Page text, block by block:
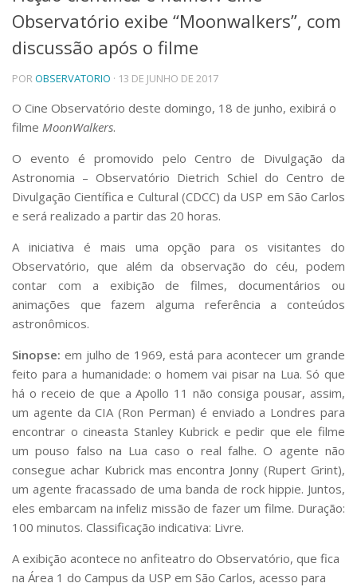
Telefones e Mapas
Pessoas
Ensino
Graduação
Educação a distância
Cursos de Extensão
Pesquisa e Inovação
Linhas de Pesquisa
Centros, Núcleos e Projetos em Rede
Pós-doutorado
Iniciação Científica
Transferência de Tecnologia
Empresas Juniores
Extensão à Comunidade
Projetos, Programas e Cursos
Artes, Cultura e Esportes
Serviços
Bibliotecas
Apoio ao Estudante
Segurança, Trânsito e Prevenção
RH, Administrativo e Financeiro
Outros serviços
Comunicação
Assessorias e Mídias
Aplicativos e Sites
Jornal da USP
Agenda de Eventos
Defesa de Teses
Observatório exibe “Moonwalkers”, com
discussão após o filme
POROBSERVATORIO · 13 DE JUNHO DE 2017
O Cine Observatório deste domingo, 18 de junho, exibirá o
filme MoonWalkers.
O evento é promovido pelo Centro de Divulgação da
Astronomia – Observatório Dietrich Schiel do Centro de
Divulgação Científica e Cultural (CDCC) da USP em São Carlos
e será realizado a partir das 20 horas.
A iniciativa é mais uma opção para os visitantes do
Observatório, que além da observação do céu, podem
contar com a exibição de filmes, documentários ou
animações que fazem alguma referência a conteúdos
astronômicos.
Sinopse: em julho de 1969, está para acontecer um grande
feito para a humanidade: o homem vai pisar na Lua. Só que
há o receio de que a Apollo 11 não consiga pousar, assim,
um agente da CIA (Ron Perman) é enviado a Londres para
encontrar o cineasta Stanley Kubrick e pedir que ele filme
um pouso falso na Lua caso o real falhe. O agente não
consegue achar Kubrick mas encontra Jonny (Rupert Grint),
um agente fracassado de uma banda de rock hippie. Juntos,
eles embarcam na infeliz missão de fazer um filme. Duração:
100 minutos. Classificação indicativa: Livre.
A exibição acontece no anfiteatro do Observatório, que fica
na Área 1 do Campus da USP em São Carlos, acesso para